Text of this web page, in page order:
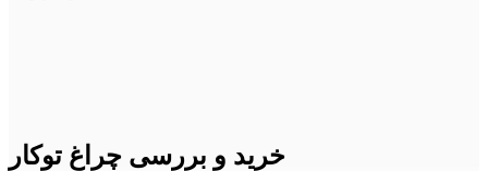
خرید و بررسی چراغ توکار